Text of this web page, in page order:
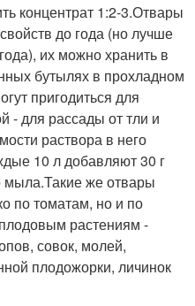
концентрат 1:2-3.Отвары
до года (но лучше
их можно хранить в
бутылях в прохладном
пригодиться для
- для рассады от тли и
раствора в него
10 л добавляют 30 г
мыла.Такие же отвары
по томатам, но и по
растениям -
совок, молей,
плодожорки, личинок